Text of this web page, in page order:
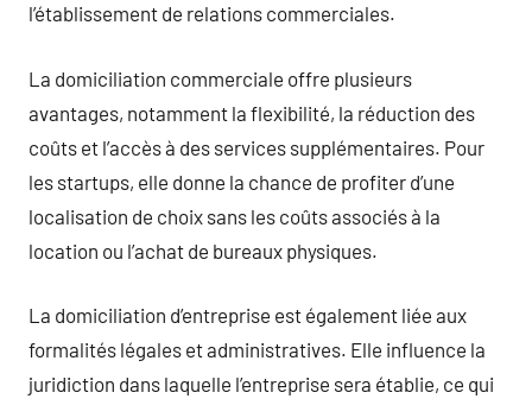
l’établissement de relations commerciales.
La domiciliation commerciale offre plusieurs
avantages, notamment la flexibilité, la réduction des
coûts et l’accès à des services supplémentaires. Pour
les startups, elle donne la chance de profiter d’une
localisation de choix sans les coûts associés à la
location ou l’achat de bureaux physiques.
La domiciliation d’entreprise est également liée aux
formalités légales et administratives. Elle influence la
juridiction dans laquelle l’entreprise sera établie, ce qui